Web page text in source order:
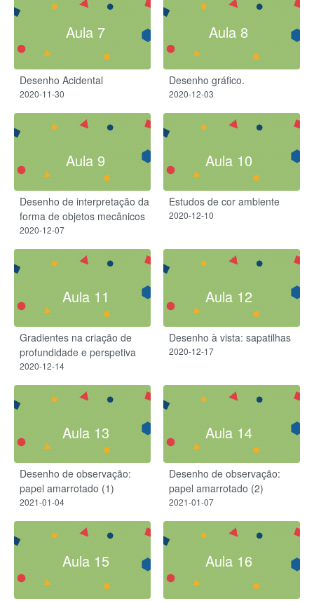
Aula 7
Desenho Acidental
2020-11-30
Aula 8
Desenho gráfico.
2020-12-03
Aula 9
Desenho de interpretação da
forma de objetos mecânicos
2020-12-07
Aula 10
Estudos de cor ambiente
2020-12-10
Aula 11
Gradientes na criação de
profundidade e perspetiva
2020-12-14
Aula 12
Desenho à vista: sapatilhas
2020-12-17
Aula 13
Desenho de observação:
papel amarrotado (1)
2021-01-04
Aula 14
Desenho de observação:
papel amarrotado (2)
2021-01-07
Aula 15 Aula 16